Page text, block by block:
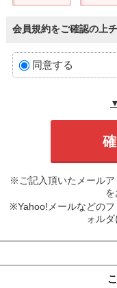
会員規約をご確認の上
同意する
※ご記入頂いたメール
を
※Yahoo!メールなどの
ォル